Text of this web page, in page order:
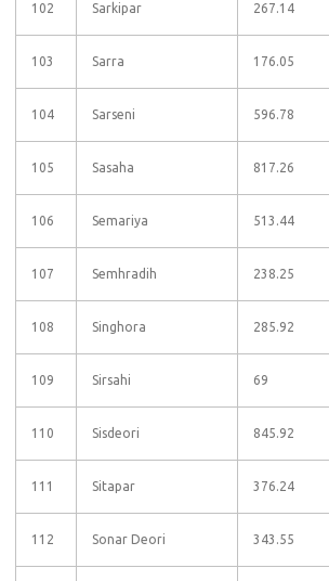
102 Sarkipar 267.14
103 Sarra 176.05
104 Sarseni 596.78
105 Sasaha 817.26
106 Semariya 513.44
107 Semhradih 238.25
108 Singhora 285.92
109 Sirsahi 69
110 Sisdeori 845.92
111 Sitapar 376.24
112 Sonar Deori 343.55